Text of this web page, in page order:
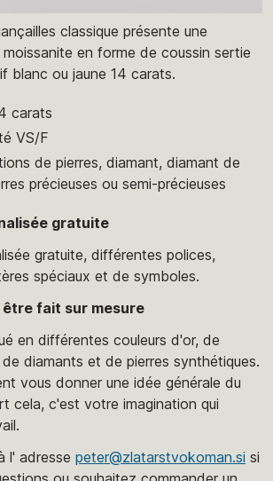
classique présente une
en forme de coussin sertie
blanc ou jaune 14 carats.
carats
VS/F
de pierres, diamant, diamant de
précieuses ou semi-précieuses
gratuite
gratuite, différentes polices,
spéciaux et de symboles.
fait sur mesure
en différentes couleurs d'or, de
de diamants et de pierres synthétiques.
vous donner une idée générale du
cela, c'est votre imagination qui
l' adresse peter@zlatarstvokoman.si si